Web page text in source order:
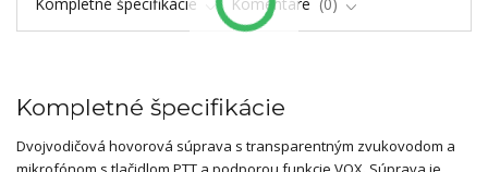
Kompletné špecifikácie
Dvojvodičová hovorová súprava s transparentným zvukovodom a